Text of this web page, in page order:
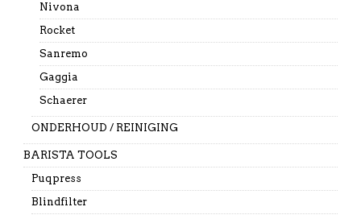
Nivona
Rocket
Sanremo
Gaggia
Schaerer
ONDERHOUD / REINIGING
BARISTA TOOLS
Puqpress
Blindfilter